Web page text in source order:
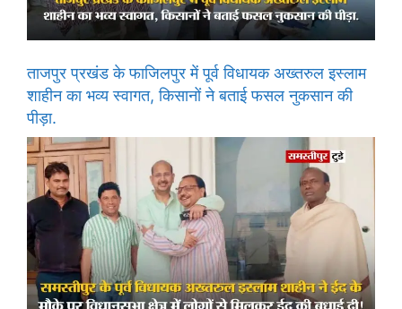
ताजपुर प्रखंड के फाजिलपुर में पूर्व विधायक अख्तरुल इस्लाम
शाहीन का भव्य स्वागत, किसानों ने बताई फसल नुकसान की
पीड़ा.